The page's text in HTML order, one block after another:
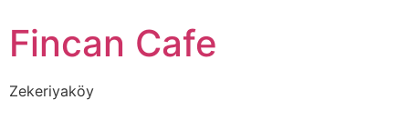
atlaFincan Cafe
Zekeriyaköy